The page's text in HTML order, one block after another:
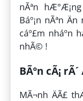
nÃªn
Báº¡n nÃªn
cáº£m nháº­n
nhÃ© !
BÃºn cÃ¡ rÃ´
MÃ¬nh ÄÃ£